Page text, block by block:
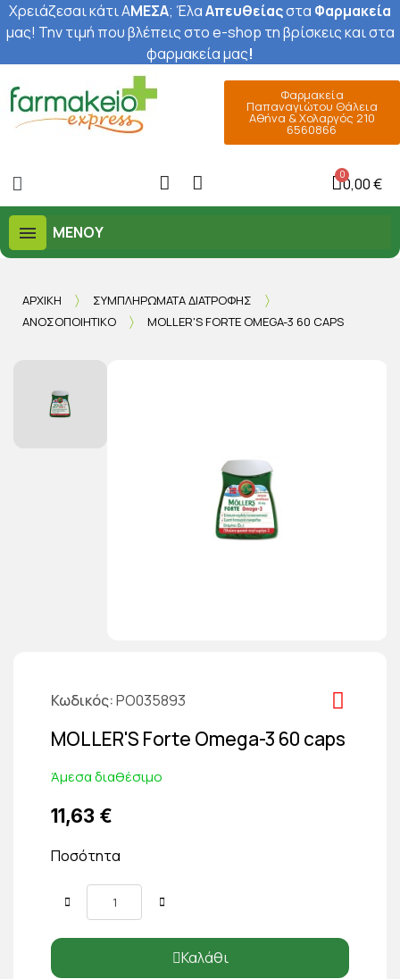
Χρειάζεσαι κάτι ΑΜΕΣΑ; ΈλαΑπευθείαςστα Φαρμακεία
μας! Την τιμή που βλέπεις στο e-shop τη βρίσκεις και στα
φαρμακεία μας!
Φαρμακεία
Παπαναγιώτου Θάλεια
Αθήνα & Χολαργός 210
6560866
0,00 €
ΜΕΝΟΎ
ΑΡΧΙΚΉ
ΣΥΜΠΛΗΡΏΜΑΤΑ ΔΙΑΤΡΟΦΉΣ
ΑΝΟΣΟΠΟΙΗΤΙΚΌ
MOLLER'S FORTE OMEGA-3 60 CAPS
Κωδικός PO035893
MOLLER'S Forte Omega-3 60 caps
Άμεσα διαθέσιμο
11,63 €
Ποσότητα
Καλάθι